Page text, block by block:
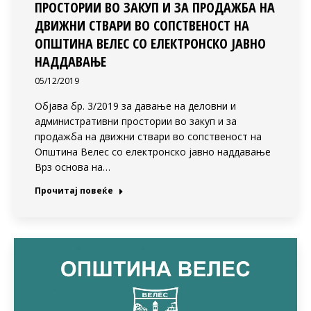
ПРОСТОРИИ ВО ЗАКУП И ЗА ПРОДАЖБА НА
ДВИЖНИ СТВАРИ ВО СОПСТВЕНОСТ НА
ОПШТИНА ВЕЛЕС СО ЕЛЕКТРОНСКО ЈАВНО
НАДДАВАЊЕ
05/12/2019
Објава бр. 3/2019 за давање на деловни и
административни простории во закуп и за
продажба на движни ствари во сопственост на
Општина Велес со електронско јавно наддавање
Врз основа на…
Прочитај повеќе